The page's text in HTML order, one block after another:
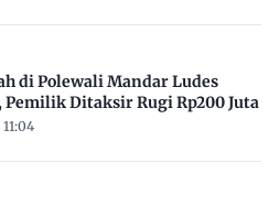
di Polewali Mandar Ludes
Pemilik Ditaksir Rugi Rp200 Juta